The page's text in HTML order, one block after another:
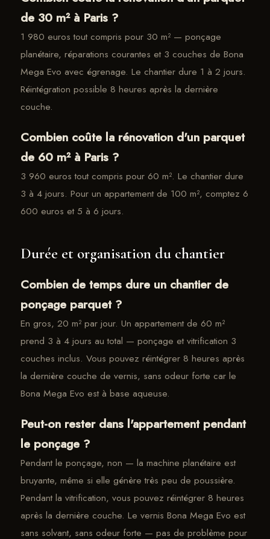
de 30 m² à Paris ?
1 980 euros tout compris pour 30 m² — ponçage
planétaire, réparations courantes et 3 couches de Bona
Mega Evo avec égrenage. Le chantier dure 1 à 2 jours.
Réintégration possible 8 heures après la dernière
couche.
Combien coûte la rénovation d'un parquet
de 60 m² à Paris ?
3 960 euros tout compris pour 60 m². Le chantier dure
3 à 4 jours. Pour un appartement de 100 m², comptez 6
600 euros et 5 à 6 jours.
Durée et organisation du chantier
Combien de temps dure un chantier de
ponçage parquet ?
En gros, 20 m² par jour. Un appartement de 60 m²
prend 3 à 4 jours au total — ponçage et vitrification 3
couches inclus. Vous pouvez réintégrer 8 heures après
la dernière couche de vernis, sans odeur forte car le
Bona Mega Evo est à base aqueuse.
Peut-on rester dans l'appartement pendant
le ponçage ?
Pendant le ponçage, non — la machine planétaire est
bruyante, même si elle génère très peu de poussière.
Pendant la vitrification, vous pouvez réintégrer 8 heures
après la dernière couche. Le vernis Bona Mega Evo est
sans solvant, sans odeur forte — pas de problème pour